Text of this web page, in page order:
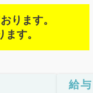
ります。
す。
給与